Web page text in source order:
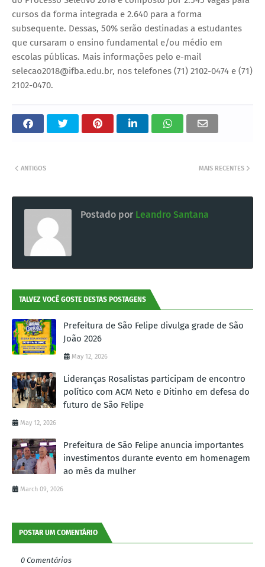
cursos da forma integrada e 2.640 para a forma
subsequente. Dessas, 50% serão destinadas a estudantes
que cursaram o ensino fundamental e/ou médio em
escolas públicas. Mais informações pelo e-mail
selecao2018@ifba.edu.br, nos telefones (71) 2102-0474 e (71)
2102-0470.
MAIS RECENTES
ANTIGOS
Postado por Leandro Santana
TALVEZ VOCÊ GOSTE DESTAS POSTAGENS
Prefeitura de São Felipe divulga grade de São
João 2026
May 12, 2026
Lideranças Rosalistas participam de encontro
político com ACM Neto e Ditinho em defesa do
futuro de São Felipe
May 12, 2026
Prefeitura de São Felipe anuncia importantes
investimentos durante evento em homenagem
ao mês da mulher
March 09, 2026
POSTAR UM COMENTÁRIO
0 Comentários